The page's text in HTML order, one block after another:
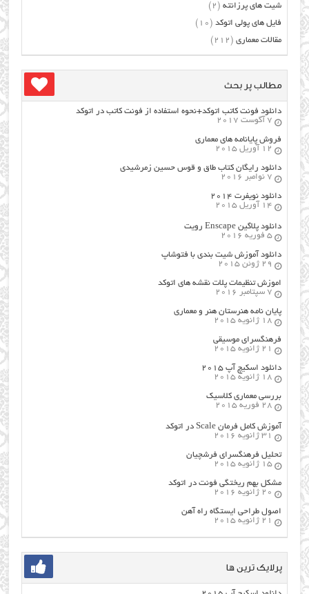
شیت های پرزانته (2)
فایل های پولی اتوکد (10)
مقالات معماری (212)
مطالب پر بحث
دانلود فونت کاتب اتوکد+نحوه استفاده از فونت کاتب در اتوکد
7 آگوست 2017
فروش پایانامه های معماری
12 آوریل 2015
دانلود رایگان کتاب طاق و قوس حسین زمرشیدی
7 نوامبر 2016
دانلود نویفرت ۲۰۱۴
14 آوریل 2015
دانلود پلاگین Enscape رویت
5 فوریه 2016
دانلود آموزش شیت بندی با فتوشاپ
29 ژوئن 2015
اموزش تنظیمات پلات نقشه های اتوکد
7 سپتامبر 2016
پایان نامه هنرستان هنر و معماري
18 ژانویه 2015
فرهنگسراي موسيقي
21 ژانویه 2015
دانلود اسکیچ آپ ۲۰۱۵
18 ژانویه 2015
بررسی معماری کلاسیک
28 فوریه 2015
آموزش کامل فرمان Scale در اتوکد
31 ژانویه 2016
تحلیل فرهنگسرای فرشچیان
15 ژانویه 2015
مشکل بهم ریختگی فونت در اتوکد
20 ژانویه 2016
اصول طراحي ایستگاه راه آهن
21 ژانویه 2015
پرلایک ترین ها